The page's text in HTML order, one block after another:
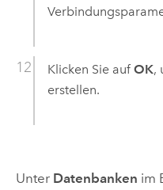
Klicken Sie auf OK,
erstellen.
Unter Datenbanken im